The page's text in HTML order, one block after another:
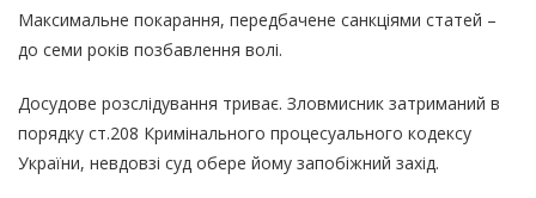
Максимальне покарання, передбачене санкціями статей –
до семи років позбавлення волі.
Досудове розслідування триває. Зловмисник затриманий в
порядку ст.208 Кримінального процесуального кодексу
України, невдовзі суд обере йому запобіжний захід.